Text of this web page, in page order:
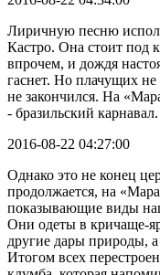
Лиричную песню
Кастро. Она стоит под
впрочем, и дождя
гаснет. Но плачущих
не закончился. На
- бразильский карнавал.
2016-08-22 04:27:00
Однако это не конец
продолжается, на
показывающие виды
Они одеты в кричаще-
другие дары природы,
Итогом всех